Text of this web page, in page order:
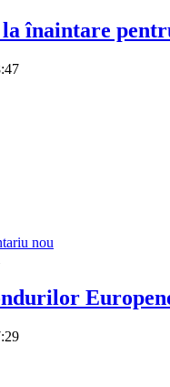
înaintare
nou